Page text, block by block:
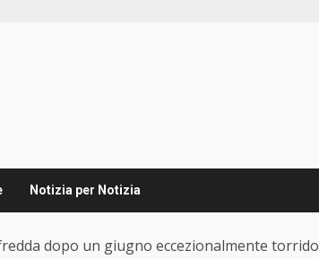
Notizia per Notizia
dopo un giugno eccezionalmente torrido